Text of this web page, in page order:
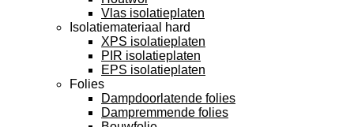
Vlas isolatieplaten
Isolatiemateriaal hard
XPS isolatieplaten
PIR isolatieplaten
EPS isolatieplaten
Folies
Dampdoorlatende folies
Dampremmende folies